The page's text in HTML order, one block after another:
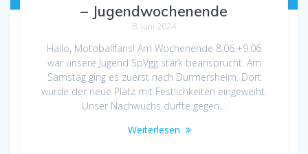
– Jugendwochenende
8. Juni 2024
Hallo, Motoballfans! Am Wochenende 8.06.+9.06
war unsere Jugend SpVgg stark beansprucht. Am
Samstag ging es zuerst nach Durmersheim. Dort
wurde der neue Platz mit Festlichkeiten eingeweiht.
Unser Nachwuchs durfte gegen…
Weiterlesen